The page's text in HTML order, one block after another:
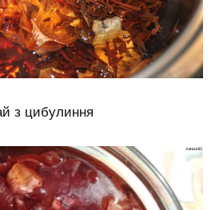
з цибулиння